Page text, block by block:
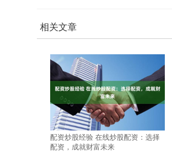
相关文章
配资炒股经验 在线炒股配资：选择
配资，成就财富未来